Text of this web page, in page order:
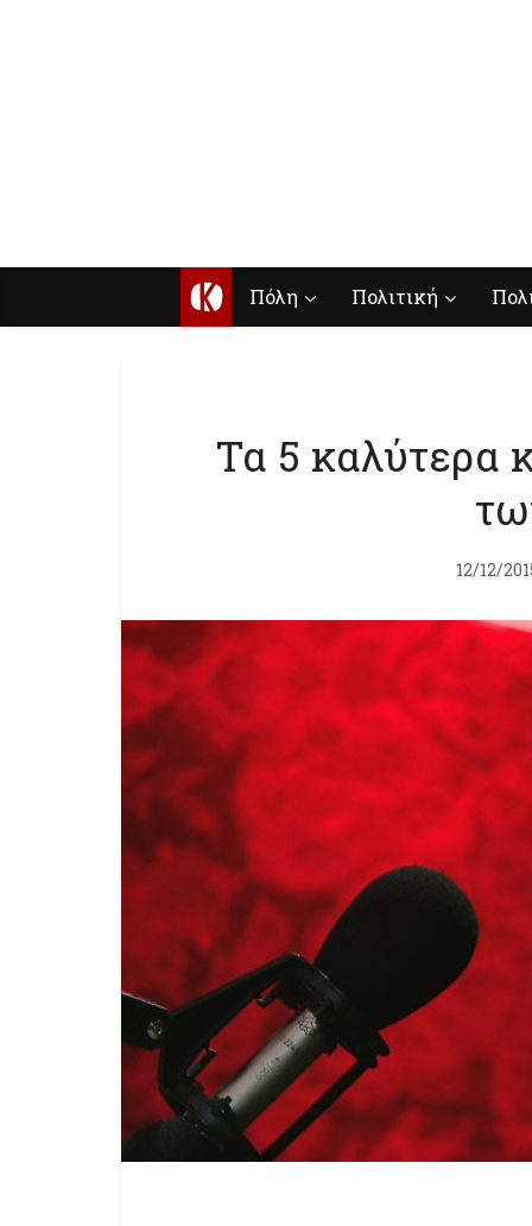
Κ Πόλη Πολιτική
Τα 5 καλύτερα
12/12/